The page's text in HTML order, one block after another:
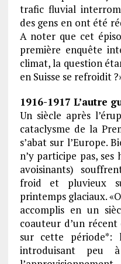
trafic fluvial
des gens en ont été
A noter que cet
première enquête
climat, la question
en Suisse se refroidit
1916-1917 L’autre
Un siècle après
cataclysme de la
s’abat sur l’Europe.
n’y participe pas,
avoisinants)
froid et pluvieux
printemps glaciaux.
accomplis en un
coauteur d’un
sur cette période*:
introduisant peu